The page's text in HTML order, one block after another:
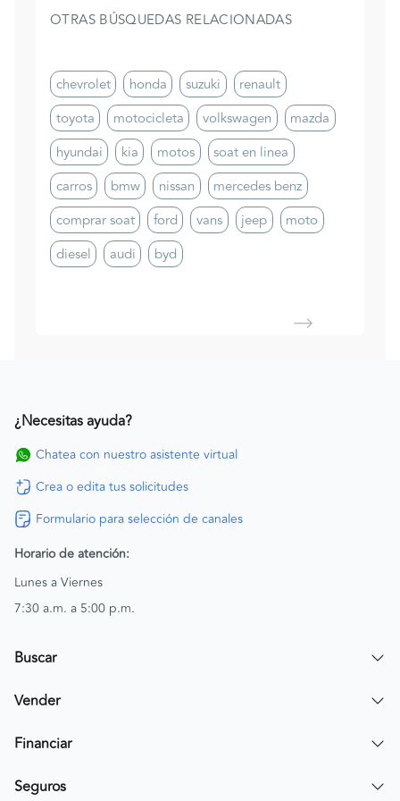
OTRAS BÚSQUEDAS RELACIONADAS
chevrolet honda suzuki
renault
toyota
motocicleta volkswagen
mazda
hyundai
kia motos
soat en linea
carros
bmw nissan
mercedes benz
comprar soat
ford vans jeep
moto
diesel
audi byd
¿Necesitas ayuda?
Chatea con nuestro asistente virtual
Crea o edita tus solicitudes
Formulario para selección de canales
Horario de atención:
Lunes a Viernes
7:30 a.m. a 5:00 p.m.
Buscar
Encuentra un carro
Vender
Publicar mi vehículo
Financiar
Simular crédito
Seguros